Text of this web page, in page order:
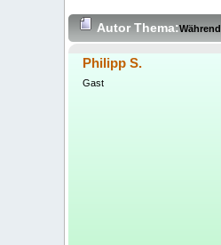
AutorThema:
Philipp S.
Gast